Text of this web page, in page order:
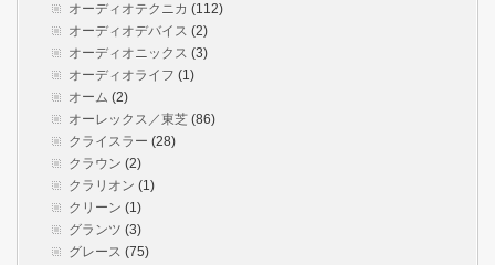
オーディオテクニカ (112)
オーディオデバイス (2)
オーディオニックス (3)
オーディオライフ (1)
オーム (2)
オーレックス／東芝 (86)
クライスラー (28)
クラウン (2)
クラリオン (1)
クリーン (1)
グランツ (3)
グレース (75)